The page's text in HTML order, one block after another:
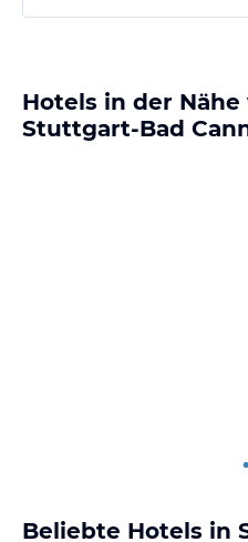
Hotels in der
Stuttgart-Bad
Beliebte Hotels in